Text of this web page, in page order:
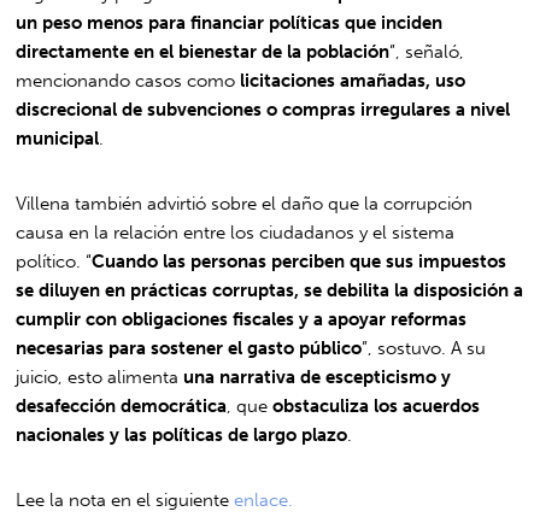
un peso menos para financiar políticas que inciden
directamente en el bienestar de la población”, señaló,
mencionando casos como licitaciones amañadas, uso
discrecional de subvenciones o compras irregulares a nivel
municipal
Villena también advirtió sobre el daño que la corrupción
causa en la relación entre los ciudadanos y el sistema
político. “Cuando las personas perciben que sus impuestos
se diluyen en prácticas corruptas, se debilita la disposición a
cumplir con obligaciones fiscales y a apoyar reformas
necesarias para sostener el gasto público”, sostuvo. A su
juicio, esto alimenta una narrativa de escepticismo y
desafección democrática , queobstaculiza los acuerdos
nacionales y las políticas de largo plazo
Lee la nota en el siguienteenlace.